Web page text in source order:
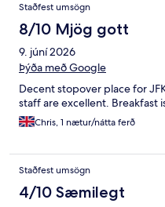
Staðfest umsögn
8/10 Mjög gott
9. júní 2026
Þýða með Google
Decent stopover place for
staff are excellent. Breakfast
Chris, 1 nætur/nátta ferð
Staðfest umsögn
4/10 Sæmilegt